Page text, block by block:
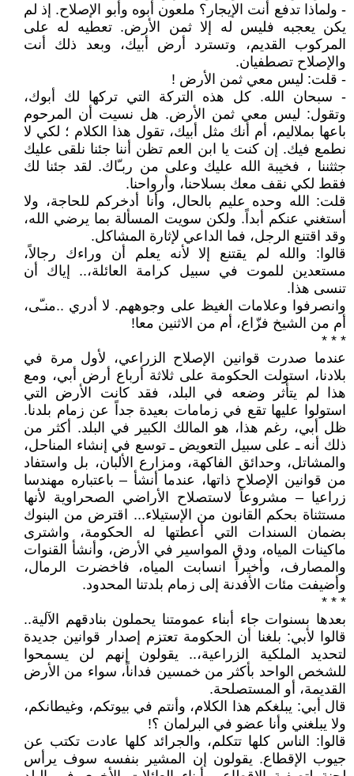
- ولماذا تدفع أنت الإيجار؟ ملعون أبوه وأبو الإصلاح. إذ لم
يكن يعجبه فليس له إلا ثمن الأرض. تعطيه له على
المركوب القديم، وتسترد أرض أبيك، وبعد ذلك أنت
والإصلاح تصطفيان.
- قلت: ليس معي ثمن الأرض !
- سبحان الله. كل هذه التركة التي تركها لك أبوك،
وتقول: ليس معي ثمن الأرض. هل نسيت أن المرحوم
باعها بملاليم، أم أنك مثل أبيك، تقول هذا الكلام ؛ لكي لا
نطمع فيك. إن كنت يا ابن العم تظن أننا جئنا نلقى عليك
جثثننا ، فخيبة الله عليك وعلى من ربـّاك. لقد جئنا لك
فقط لكي نقف معك بسلاحنا، وأرواحنا.
قلت: الله وحده عليم بالحال، وأنا أدخركم للحاجة، ولا
أستغني عنكم أبداً. ولكن سويت المسألة بما يرضي الله،
وقد اقتنع الرجل، فما الداعي لإثارة المشاكل.
قالوا: والله لم يقتنع إلا لأنه يعلم أن وراءك رجالاً،
مستعدين للموت في سبيل كرامة العائلة،.. إياك أن
تنسى هذا.
وانصرفوا وعلامات الغيظ على وجوههم. لا أدري ..منـّى،
أم من الشيخ فزّاع، أم من الاثنين معا!
* * *
عندما صدرت قوانين الإصلاح الزراعي، لأول مرة في
بلادنا، استولت الحكومة على ثلاثة أرباع أرض أبي، ومع
هذا لم يتأثر وضعه في البلد، فقد كانت الأرض التي
استولوا عليها تقع في زمامات بعيدة جداً عن زمام بلدنا.
ظل أبي، رغم هذا، هو المالك الكبير في البلد. أكثر من
ذلك أنه ـ على سبيل التعويض ـ توسع في إنشاء المناحل،
والمشاتل، وحدائق الفاكهة، ومزارع الألبان، بل واستفاد
من قوانين الإصلاح ذاتها، عندما أنشأ – باعتباره مهندسا
زراعيا – مشروعاً لاستصلاح الأراضي الصحراوية لأنها
مستثناة بحكم القانون من الإستيلاء... اقترض من البنوك
بضمان السندات التي أعطتها له الحكومة، واشترى
ماكينات المياه، ودق المواسير في الأرض، وأنشأ القنوات
والمصارف، وأخيراً انسابت المياه، فاخضرت الرمال،
وأضيفت مئات الأفدنة إلى زمام بلدتنا المحدود.
* * *
بعدها بسنوات جاء أبناء عمومتنا يحملون بنادقهم الآلية..
قالوا لأبي: بلغنا أن الحكومة تعتزم إصدار قوانين جديدة
لتحديد الملكية الزراعية،.. يقولون إنهم لن يسمحوا
للشخص الواحد بأكثر من خمسين فداناً، سواء من الأرض
القديمة، أو المستصلحة.
قال أبي: يبلغكم هذا الكلام، وأنتم في بيوتكم، وغيطانكم،
ولا يبلغني وأنا عضو في البرلمان ؟!
قالوا: الناس كلها تتكلم، والجرائد كلها عادت تكتب عن
جيوب الإقطاع. يقولون إن المشير بنفسه سوف يرأس